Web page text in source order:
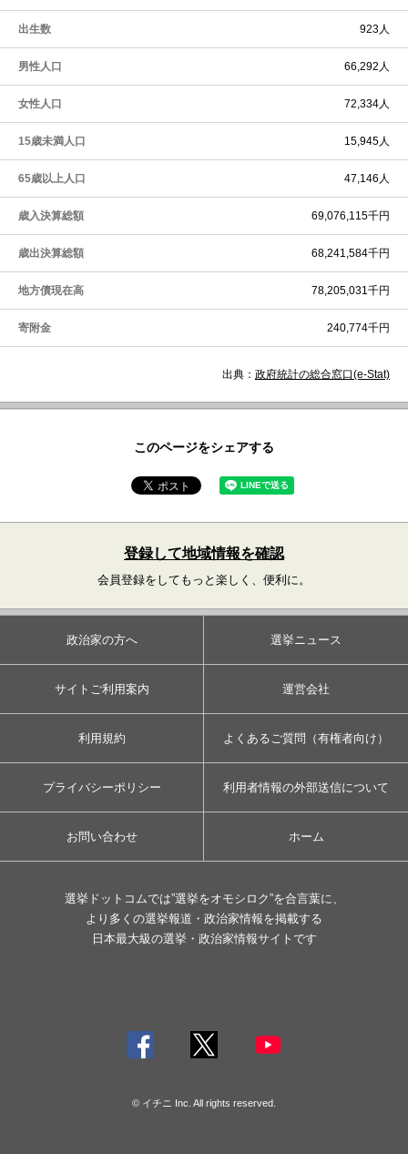
出生数 923人
男性人口 66,292人
女性人口 72,334人
15歳未満人口 15,945人
65歳以上人口 47,146人
歳入決算総額 69,076,115千円
歳出決算総額 68,241,584千円
地方債現在高 78,205,031千円
寄附金 240,774千円
出典： 政府統計の総合窓口(e-Stat)
このページをシェアする
登録して地域情報を確認
会員登録をしてもっと楽しく、便利に。
政治家の方へ 選挙ニュース
サイトご利用案内 運営会社
利用規約 よくあるご質問（有権者向け）
プライバシーポリシー 利用者情報の外部送信について
お問い合わせ ホーム
選挙ドットコムでは”選挙をオモシロク”を合言葉に、
より多くの選挙報道・政治家情報を掲載する
日本最大級の選挙・政治家情報サイトです
© イチニ Inc. All rights reserved.